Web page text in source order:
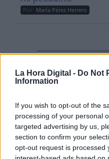
La Hora Digital - Do Not
Information
If you wish to opt-out of the
processing of your personal
targeted advertising by us,
section to confirm your
opt-out request is processed
Por María Pérez Herrero
LABERINTO ESPAÑOL